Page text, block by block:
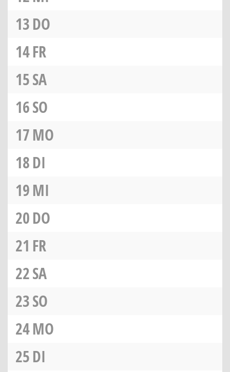
13DO
14FR
15SA
16SO
17MO
18DI
19MI
20DO
21 FR
22SA
23SO
24MO
25DI